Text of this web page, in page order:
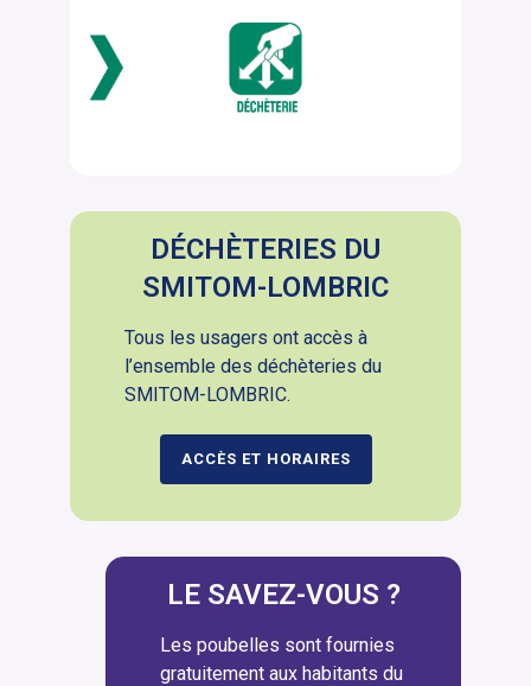
DÉCHÈTERIES DU
SMITOM-LOMBRIC
Tous les usagers ont accès à
l’ensemble des déchèteries du
SMITOM-LOMBRIC.
ACCÈS ET HORAIRES
LE SAVEZ-VOUS ?
Les poubelles sont fournies
gratuitement aux habitants du